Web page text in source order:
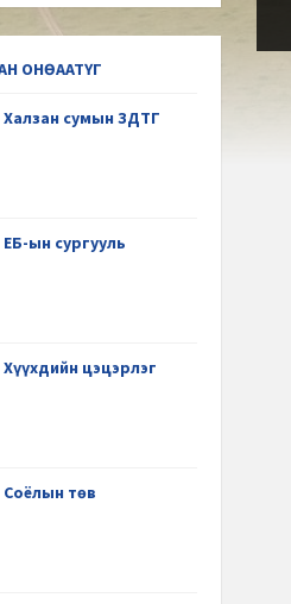
ОНӨААТҮГ
Халзан сумын ЗДТГ
ЕБ-ын сургууль
Хүүхдийн цэцэрлэг
Соёлын төв